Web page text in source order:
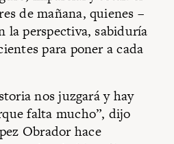
de mañana, quienes –
la perspectiva, sabiduría
para poner a cada
nos juzgará y hay
falta mucho”, dijo
Obrador hace